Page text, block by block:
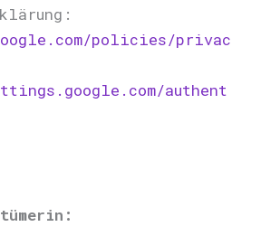
policies/privac
authent